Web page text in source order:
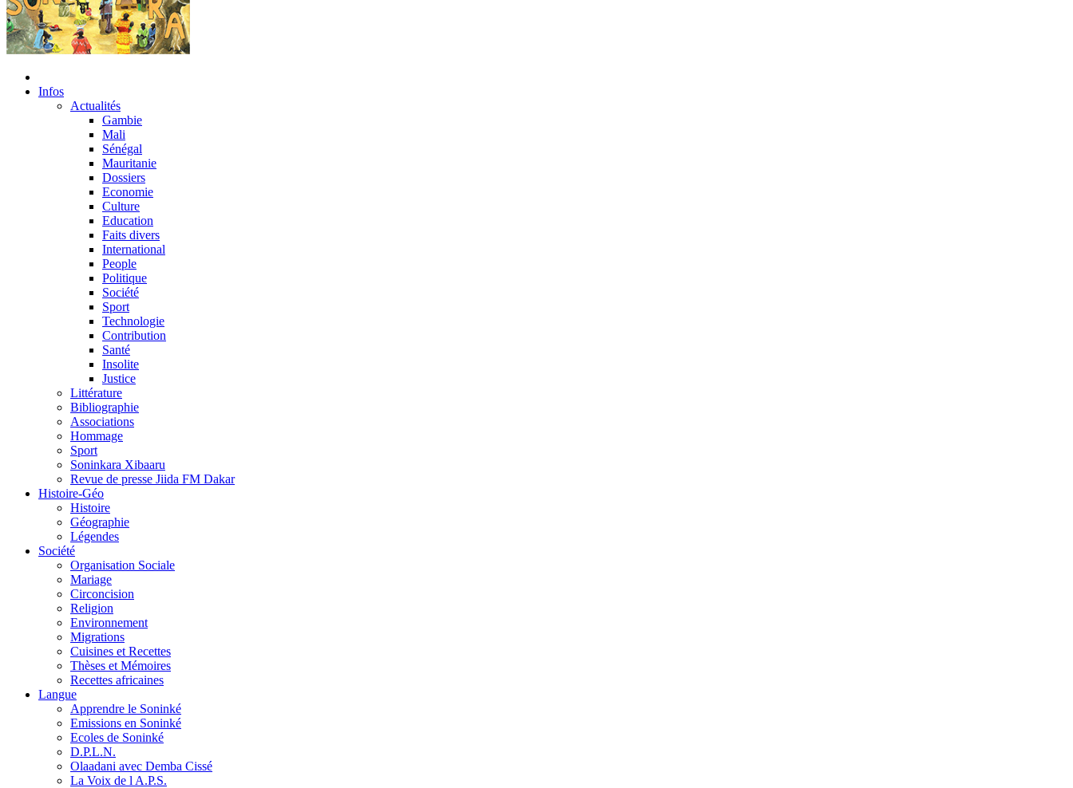
Infos
Actualités
Gambie
Mali
Sénégal
Mauritanie
Dossiers
Economie
Culture
Education
Faits divers
International
People
Politique
Société
Sport
Technologie
Contribution
Santé
Insolite
Justice
Littérature
Bibliographie
Associations
Hommage
Sport
Soninkara Xibaaru
Revue de presse Jiida FM Dakar
Histoire-Géo
Histoire
Géographie
Légendes
Société
Organisation Sociale
Mariage
Circoncision
Religion
Environnement
Migrations
Cuisines et Recettes
Thèses et Mémoires
Recettes africaines
Langue
Apprendre le Soninké
Emissions en Soninké
Ecoles de Soninké
D.P.L.N.
Olaadani avec Demba Cissé
La Voix de l A.P.S.